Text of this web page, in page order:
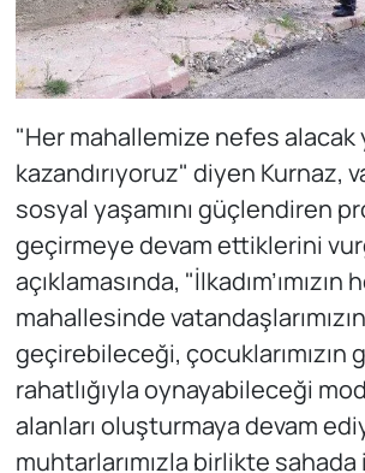
"Her mahallemize nefes alacak
kazandırıyoruz" diyen Kurnaz,
sosyal yaşamını güçlendiren
geçirmeye devam ettiklerini
açıklamasında, "İlkadım’ımızın
mahallesinde
geçirebileceği, çocuklarımızın
rahatlığıyla oynayabileceği
alanları oluşturmaya devam
muhtarlarımızla birlikte